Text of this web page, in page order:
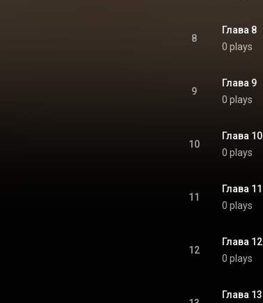
8
Глава 8
0 plays
9
Глава 9
0 plays
10
Глава 10
0 plays
11
Глава 11
0 plays
12
Глава 12
0 plays
Глава 13